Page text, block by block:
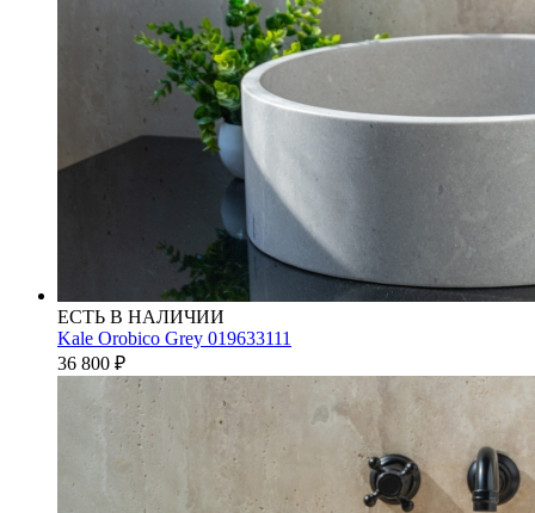
ЕСТЬ В НАЛИЧИИ
Kale Orobico Grey 019633111
36 800 ₽